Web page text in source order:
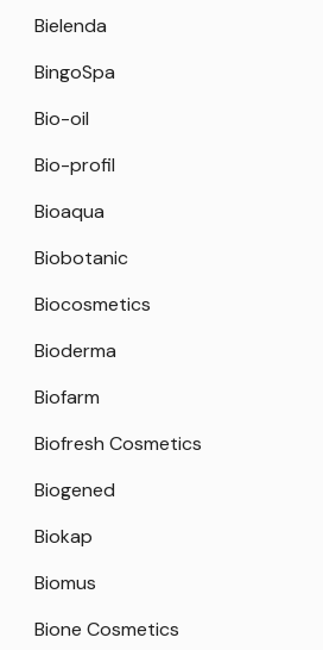
Bielenda
BingoSpa
Bio-oil
Bio-profil
Bioaqua
Biobotanic
Biocosmetics
Bioderma
Biofarm
Biofresh Cosmetics
Biogened
Biokap
Biomus
Bione Cosmetics